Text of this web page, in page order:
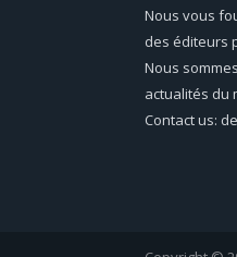
Nous vous
des éditeurs
Nous
actualités du
Contact us: